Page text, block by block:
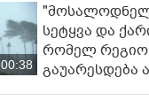
00:38
სე­ტყვა და
რომელ
გაუარესდება